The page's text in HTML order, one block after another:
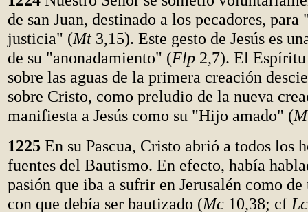
de san Juan, destinado a los pecadores,
justicia" (Mt 3,15). Este gesto de Jesús es
de su "anonadamiento" (Flp 2,7). El Espíritu
sobre las aguas de la primera creación
sobre Cristo, como preludio de la nueva
manifiesta a Jesús como su "Hijo amado" (
1225 En su Pascua, Cristo abrió a todos los
fuentes del Bautismo. En efecto, había
pasión que iba a sufrir en Jerusalén como
con que debía ser bautizado (Mc 10,38; cf Lc